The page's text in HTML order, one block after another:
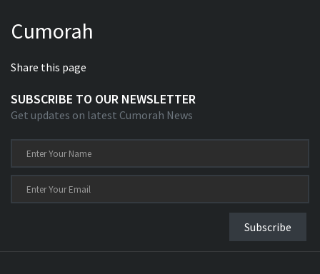
Cumorah
Share this page
SUBSCRIBE TO OUR NEWSLETTER
Get updates on latest Cumorah News
Subscribe